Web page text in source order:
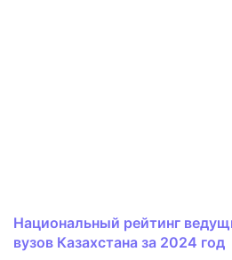
Национальный рейтинг
вузов Казахстана за 2024 год